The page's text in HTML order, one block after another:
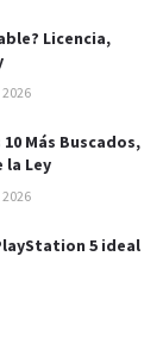
Licencia,
2026
Más Buscados,
la Ley
2026
5 ideal